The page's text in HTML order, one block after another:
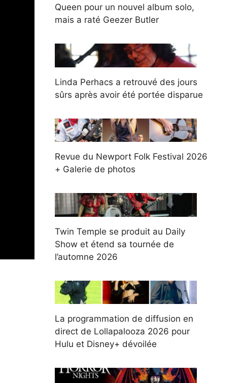
Queen pour un nouvel album solo,
mais a raté Geezer Butler
Linda Perhacs a retrouvé des jours
sûrs après avoir été portée disparue
Revue du Newport Folk Festival 2026
+ Galerie de photos
Twin Temple se produit au Daily
Show et étend sa tournée de
l’automne 2026
La programmation de diffusion en
direct de Lollapalooza 2026 pour
Hulu et Disney+ dévoilée